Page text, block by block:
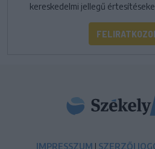
kereskedelmi jellegű
IMPRESSZUM | SZERZŐI